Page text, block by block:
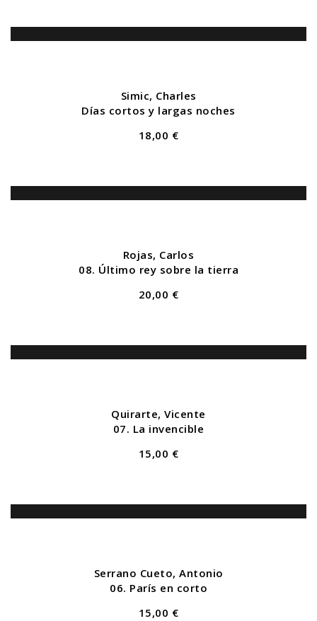
Simic, Charles
Días cortos y largas noches
18,00 €
Rojas, Carlos
08. Último rey sobre la tierra
20,00 €
Quirarte, Vicente
07. La invencible
15,00 €
Serrano Cueto, Antonio
06. París en corto
15,00 €